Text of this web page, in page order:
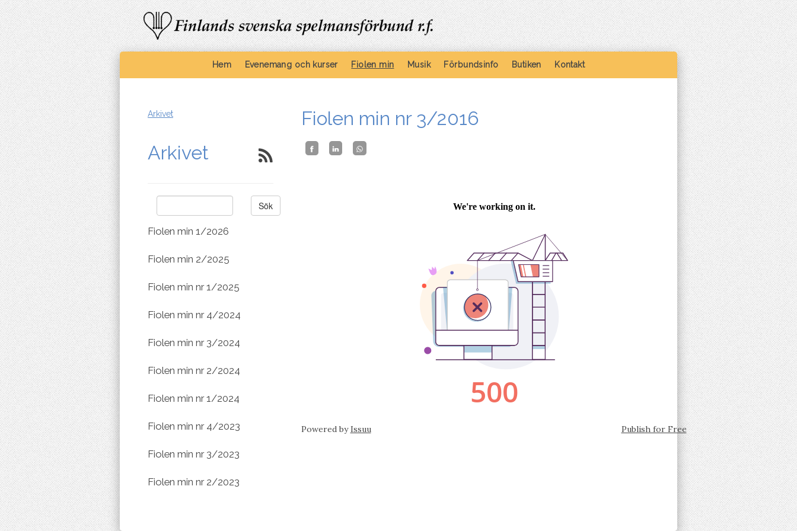
Hem Evenemang och kurser Fiolen min Musik Förbundsinfo Butiken Kontakt
Arkivet
Arkivet
Sök
Fiolen min 1/2026
Fiolen min 2/2025
Fiolen min nr 1/2025
Fiolen min nr 4/2024
Fiolen min nr 3/2024
Fiolen min nr 2/2024
Fiolen min nr 1/2024
Fiolen min nr 4/2023
Fiolen min nr 3/2023
Fiolen min nr 2/2023
Fiolen min nr 3/2016
Powered byIssuu Publish for Free